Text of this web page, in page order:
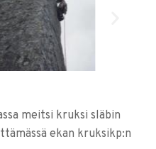
meitsi kruksi släbin
ekan kruksikp:n